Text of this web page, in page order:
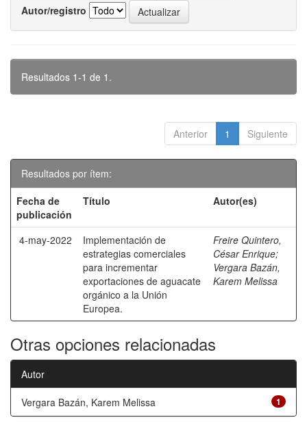
Autor/registro
Resultados 1-1 de 1.
Anterior 1 Siguiente
Resultados por ítem:
Fecha de
publicación
Título Autor(es)
4-may-2022
Implementación de
estrategias comerciales
para incrementar
exportaciones de aguacate
orgánico a la Unión
Europea.
Freire Quintero,
César Enrique;
Vergara Bazán,
Karem Melissa
Otras opciones relacionadas
Autor
1
Vergara Bazán, Karem Melissa